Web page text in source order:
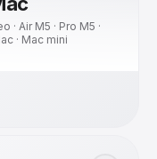
· Air M5 · Pro M5 ·
· Mac mini